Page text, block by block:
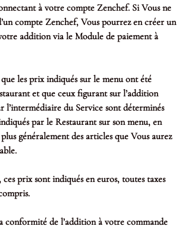
à votre compte Zenchef. Si Vous ne
compte Zenchef, Vous pourrez en créer un
addition via le Module de paiement à
les prix indiqués sur le menu ont été
et que ceux figurant sur l’addition
l’intermédiaire du Service sont déterminés
par le Restaurant sur son menu, en
généralement des articles que Vous aurez
prix sont indiqués en euros, toutes taxes
conformité de l’addition à votre commande